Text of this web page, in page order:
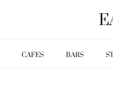
CAFES BARS